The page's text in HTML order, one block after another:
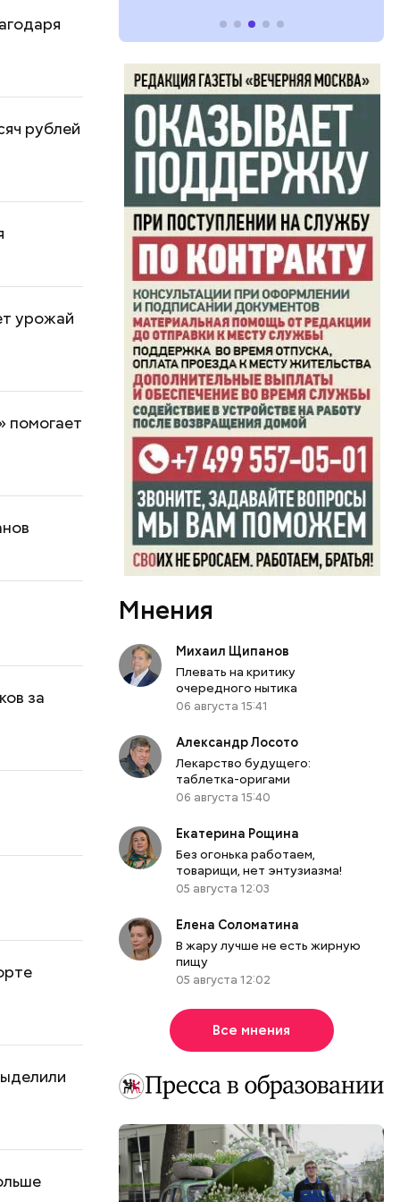
рублей
урожай
помогает
за
Мнения
Михаил Щипанов
Плевать на критику
очередного нытика
06 августа 15:41
Александр Лосото
Лекарство будущего:
таблетка-оригами
06 августа 15:40
Екатерина Рощина
Без огонька работаем,
товарищи, нет энтузиазма!
05 августа 12:03
Елена Соломатина
В жару лучше не есть жирную
пищу
05 августа 12:02
Все мнения